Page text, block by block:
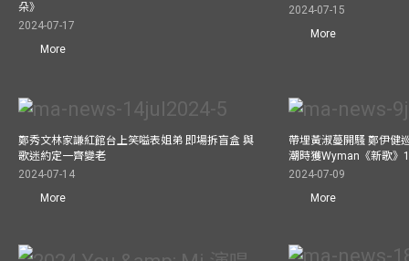
朵》
2024-07-17
More
2024-07-15
More
鄭秀文林家謙紅館台上笑嗌表姐弟 即場拆盲盒 與
歌迷約定一齊變老
2024-07-14
More
帶埋黃淑蔓開騷 鄭伊健
潮時獲Wyman《新歌》
2024-07-09
More